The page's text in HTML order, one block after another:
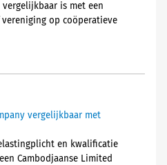
is met een
op coöperatieve
vergelijkbaar met
en kwalificatie
Cambodjaanse Limited